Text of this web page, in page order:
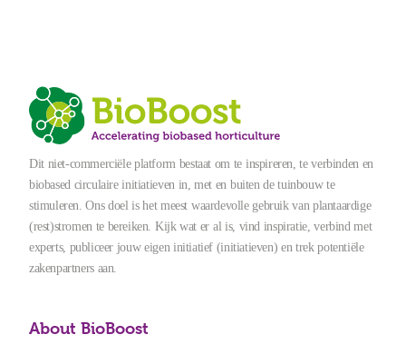
Dit niet-commerciële platform bestaat om te inspireren, te verbinden en
biobased circulaire initiatieven in, met en buiten de tuinbouw te
stimuleren. Ons doel is het meest waardevolle gebruik van plantaardige
(rest)stromen te bereiken. Kijk wat er al is, vind inspiratie, verbind met
experts, publiceer jouw eigen initiatief (initiatieven) en trek potentiële
zakenpartners aan.
About BioBoost